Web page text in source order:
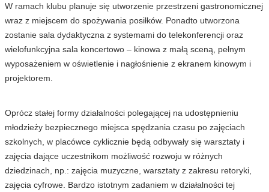
W ramach klubu planuje się utworzenie przestrzeni gastronomicznej
wraz z miejscem do spożywania posiłków. Ponadto utworzona
zostanie sala dydaktyczna z systemami do telekonferencji oraz
wielofunkcyjna sala koncertowo – kinowa z małą sceną, pełnym
wyposażeniem w oświetlenie i nagłośnienie z ekranem kinowym i
projektorem.
Oprócz stałej formy działalności polegającej na udostępnieniu
młodzieży bezpiecznego miejsca spędzania czasu po zajęciach
szkolnych, w placówce cyklicznie będą odbywały się warsztaty i
zajęcia dające uczestnikom możliwość rozwoju w różnych
dziedzinach, np.: zajęcia muzyczne, warsztaty z zakresu retoryki,
zajęcia cyfrowe. Bardzo istotnym zadaniem w działalności tej